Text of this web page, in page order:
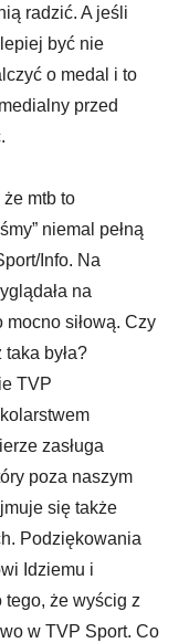
radzić. A jeśli
być nie
o medal i to
przed
mtb to
niemal pełną
Info. Na
na
siłową. Czy
była?
TVP
zasługa
poza naszym
się także
Podziękowania
Idziemu i
że wyścig z
w TVP Sport. Co